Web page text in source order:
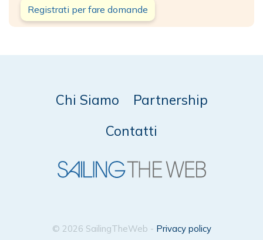
Registrati per fare domande
Chi Siamo
Partnership
Contatti
© 2026 SailingTheWeb - Privacy policy